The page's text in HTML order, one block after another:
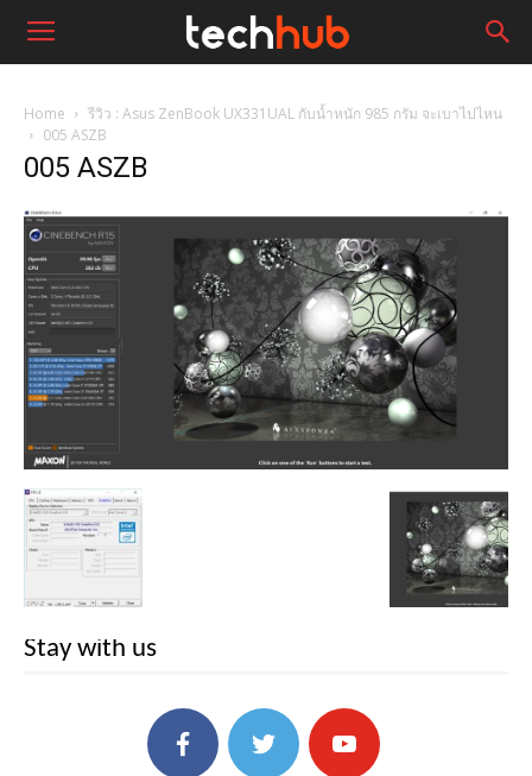
Home
รีวิว : Asus ZenBook UX331UAL กับน้ำหนัก 985 กรัม จะเบาไปไหน
005 ASZB
005 ASZB
Stay with us